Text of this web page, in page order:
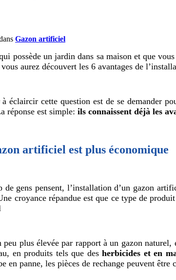
Gazon artificiel
possède un jardin dans sa maison et que
aurez découvert les 6 avantages de
éclaircir cette question est de se demander
réponse est simple: ils connaissent déjà les
artificiel est plus économique
de gens pensent, l’installation d’un gazon
croyance répandue est que ce type de
peu plus élevée par rapport à un gazon
en produits tels que des herbicides et en
en panne, les pièces de rechange peuvent être